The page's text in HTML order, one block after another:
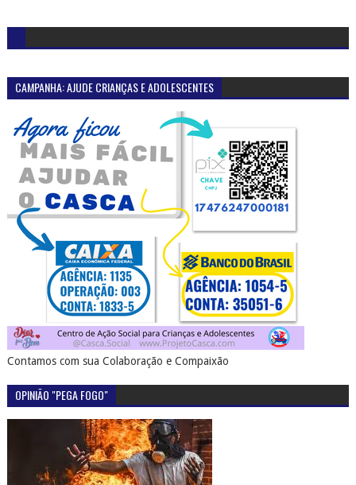
CAMPANHA: AJUDE CRIANÇAS E ADOLESCENTES
Contamos com sua Colaboração e Compaixão
OPINIÃO "PEGA FOGO"